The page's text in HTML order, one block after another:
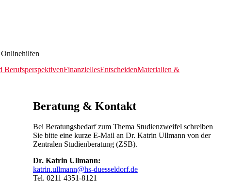
BerufsperspektivenFinanziellesEntscheidenMaterialien &
Beratung & Kontakt
Bei Beratungsbedarf zum Thema Studienzweifel schreiben
Sie bitte eine kurze E-Mail an Dr. Katrin Ullmann von der
Zentralen Studienberatung (ZSB).​
Dr. Katrin Ullmann:
katrin.ullmann@hs-duesseldorf.de
Tel. 0211 4351-8121​​​